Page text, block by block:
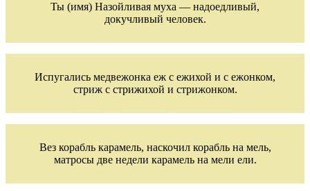
Ты (имя) Назойливая муха — надоедливый,
докучливый человек.
Испугались медвежонка еж с ежихой и с ежонком,
стриж с стрижихой и стрижонком.
Вез корабль карамель, наскочил корабль на мель,
матросы две недели карамель на мели ели.